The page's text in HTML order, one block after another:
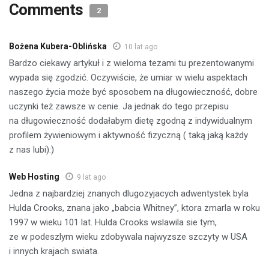
Comments 2
Bożena Kubera-Oblińska 10 lat ago
Bardzo ciekawy artykuł i z wieloma tezami tu prezentowanymi
wypada się zgodzić. Oczywiście, że umiar w wielu aspektach
naszego życia może być sposobem na długowieczność, dobre
uczynki też zawsze w cenie. Ja jednak do tego przepisu
na długowieczność dodałabym dietę zgodną z indywidualnym
profilem żywieniowym i aktywność fizyczną ( taką jaką każdy
z nas lubi):)
Web Hosting 9 lat ago
Jedna z najbardziej znanych dlugozyjacych adwentystek byla
Hulda Crooks, znana jako „babcia Whitney”, ktora zmarla w roku
1997 w wieku 101 lat. Hulda Crooks wslawila sie tym,
ze w podeszlym wieku zdobywala najwyzsze szczyty w USA
i innych krajach swiata.